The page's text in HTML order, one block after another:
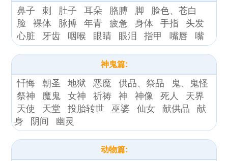
鼻子 刺 肚子 耳朵 胳膊 脚
脸色、苍白
脸
裸体 脉搏 年青 疲惫 身体 手指
头发
心脏
牙齿 咽喉 眼睛 眼泪 指甲 嘴唇 嘴
神鬼篇:
忏悔 朝圣 地狱 恶魔 供品、祭品
鬼、鬼怪
祭神
魔鬼 女神 祈祷 神 神像 死人
天界
天使
天堂 投胎转世 巫婆 仙女 献供品
献
身
阴间 幽灵
动物篇: